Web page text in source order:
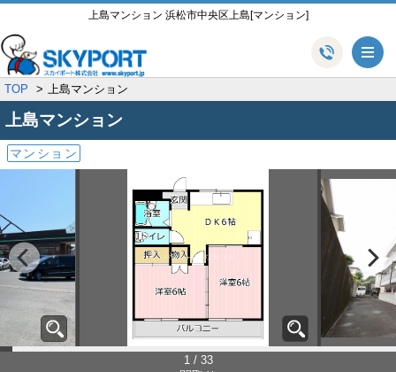
上島マンション 浜松市中央区上島[マンション]
TOP 上島マンション
上島マンション
マンション
1 / 33